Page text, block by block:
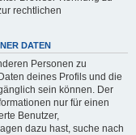
rechtlichen
DATEN
Personen zu
deines Profils und die
sein können. Der
nur für einen
Benutzer,
dazu hast, suche nach